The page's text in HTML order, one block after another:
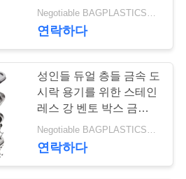
은품 제품
제
95
식기 세트를 야영시키는
스테인레스 강은 졌습니
다
Negotiable BAGPLASTICS@YAHOO.COM MOQ:1000 부분 스카이프 : 마이데아르닐
연락하다
성인들 듀얼 층들 금속 도
시락 용기를 위한 스테인
레스 강 벤토 박스 금속
도시락 용기 방누
Negotiable BAGPLASTICS@YAHOO.COM MOQ:1000 부분 스카이프 : 마이데아르닐
연락하다